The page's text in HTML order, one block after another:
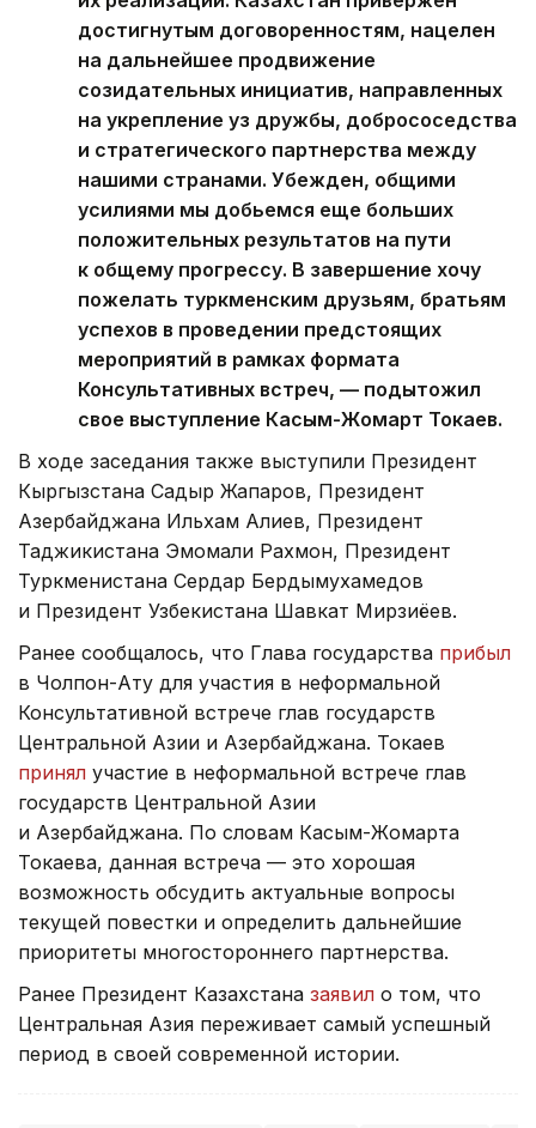
достигнутым договоренностям, нацелен
на дальнейшее продвижение
созидательных инициатив, направленных
на укрепление уз дружбы, добрососедства
и стратегического партнерства между
нашими странами. Убежден, общими
усилиями мы добьемся еще больших
положительных результатов на пути
к общему прогрессу. В завершение хочу
пожелать туркменским друзьям, братьям
успехов в проведении предстоящих
мероприятий в рамках формата
Консультативных встреч, — подытожил
свое выступление Касым-Жомарт Токаев.
В ходе заседания также выступили Президент
Кыргызстана Садыр Жапаров, Президент
Азербайджана Ильхам Алиев, Президент
Таджикистана Эмомали Рахмон, Президент
Туркменистана Сердар Бердымухамедов
и Президент Узбекистана Шавкат Мирзиёев.
Ранее сообщалось, что Глава государства прибыл
в Чолпон-Ату для участия в неформальной
Консультативной встрече глав государств
Центральной Азии и Азербайджана. Токаев
принял участие в неформальной встрече глав
государств Центральной Азии
и Азербайджана. По словам Касым-Жомарта
Токаева, данная встреча — это хорошая
возможность обсудить актуальные вопросы
текущей повестки и определить дальнейшие
приоритеты многостороннего партнерства.
Ранее Президент Казахстана заявил о том, что
Центральная Азия переживает самый успешный
период в своей современной истории.